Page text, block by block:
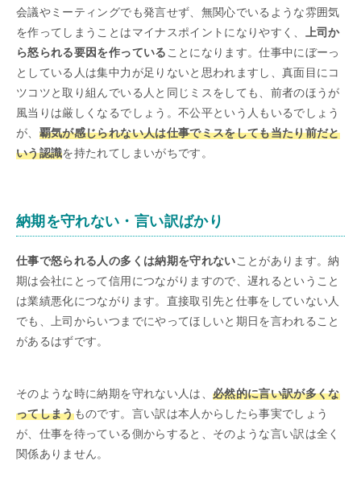
会議やミーティングでも発言せず、無関心でいるような雰囲気
を作ってしまうことはマイナスポイントになりやすく、
上司か
ら怒られる要因を作っている ことになります。仕事中にぼーっ
としている人は集中力が足りないと思われますし、真面目にコ
ツコツと取り組んでいる人と同じミスをしても、前者のほうが
風当りは厳しくなるでしょう。不公平という人もいるでしょう
が、 覇気が感じられない人は仕事でミスをしても当たり前だと
いう認識を持たれてしまいがちです。
納期を守れない・言い訳ばかり
仕事で怒られる人の多くは納期を守れないことがあります。納
期は会社にとって信用につながりますので、遅れるということ
は業績悪化につながります。直接取引先と仕事をしていない人
でも、上司からいつまでにやってほしいと期日を言われること
があるはずです。
そのような時に納期を守れない人は、 必然的に言い訳が多くな
ってしまうものです。言い訳は本人からしたら事実でしょう
が、仕事を待っている側からすると、そのような言い訳は全く
関係ありません。